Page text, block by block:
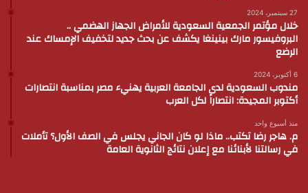
27 سبتمبر، 2024
خلال مؤتمر الجمعية السعودية للأمراض الجهاز الهضمي ..
البروفيسور مارك بينينغا يكشف عن بحث جديد لتخفيف الإمساك عند
الرضع
6 أكتوبر، 2024
مندوب السعودية لدى الجامعة العربية يهنيء مصر بمناسبة انتصارات
أكتوبر المجيدة: انتصاراً لكل العرب
منذ أسبوع واحد
م. هاجر رضا تكتب.. ماذا لو كان الجاني يجلس في الصف الأول؟ تأملات
في رسالتنا لأبنائنا مع إعلان نتائج الثانوية العامة